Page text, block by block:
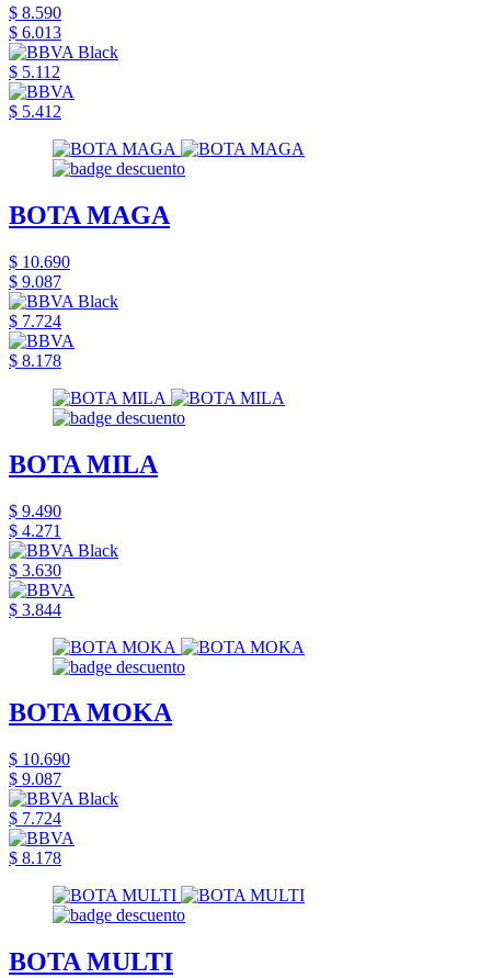
$ 8.590
$ 6.013
$ 5.112
$ 5.412
BOTA MAGA
$ 10.690
$ 9.087
$ 7.724
$ 8.178
BOTA MILA
$ 9.490
$ 4.271
$ 3.630
$ 3.844
BOTA MOKA
$ 10.690
$ 9.087
$ 7.724
$ 8.178
BOTA MULTI